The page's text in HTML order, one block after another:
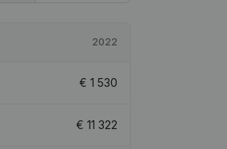
2022
€ 1 530
€ 11 322